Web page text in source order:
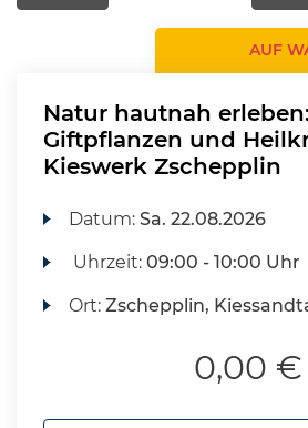
AUF
Natur hautnah erleben:
Giftpflanzen und
Kieswerk Zschepplin
Datum:Sa. 22.08.2026
Uhrzeit:09:00 - 10:00 Uhr
Ort:Zschepplin,
0,00 €